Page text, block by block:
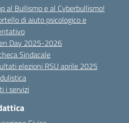
al Bullismo e al Cyberbullismo!
di aiuto psicologico e
Day 2025-2026
Sindacale
elezioni RSU aprile 2025
i servizi